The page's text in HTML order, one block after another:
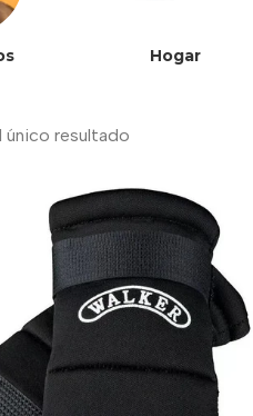
Hogar
único resultado